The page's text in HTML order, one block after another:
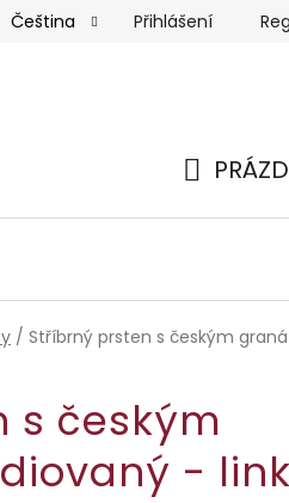
Čeština Přihlášení
/ Stříbrný prsten s českým
s českým
-